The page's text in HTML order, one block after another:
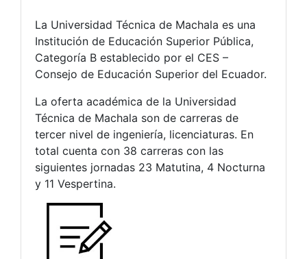
La Universidad Técnica de Machala es una
Institución de Educación Superior Pública,
Categoría B establecido por el CES –
Consejo de Educación Superior del Ecuador.
La oferta académica de la Universidad
Técnica de Machala son de carreras de
tercer nivel de ingeniería, licenciaturas. En
total cuenta con 38 carreras con las
siguientes jornadas 23 Matutina, 4 Nocturna
y 11 Vespertina.